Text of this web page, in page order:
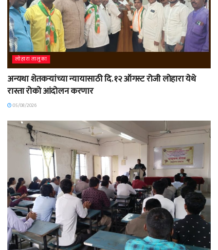
लोहारा तालुका
अन्यथा शेतकऱ्यांच्या न्यायासाठी दि. १२ ऑगस्ट रोजी लोहारा येथे
रास्ता रोको आंदोलन करणार
05/08/2026